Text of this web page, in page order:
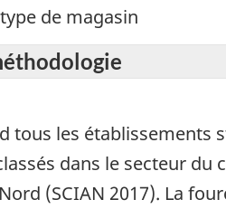
de magasin
tous les établissements
dans le secteur
(SCIAN 2017). La